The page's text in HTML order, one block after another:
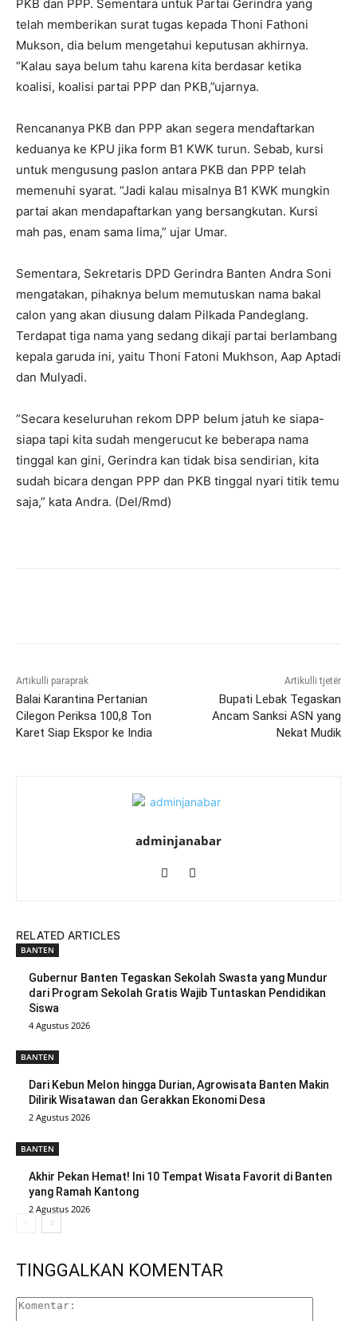
PKB dan PPP. Sementara untuk Partai Gerindra yang
telah memberikan surat tugas kepada Thoni Fathoni
Mukson, dia belum mengetahui keputusan akhirnya.
“Kalau saya belum tahu karena kita berdasar ketika
koalisi, koalisi partai PPP dan PKB,”ujarnya.
Rencananya PKB dan PPP akan segera mendaftarkan
keduanya ke KPU jika form B1 KWK turun. Sebab, kursi
untuk mengusung paslon antara PKB dan PPP telah
memenuhi syarat. “Jadi kalau misalnya B1 KWK mungkin
partai akan mendapaftarkan yang bersangkutan. Kursi
mah pas, enam sama lima,” ujar Umar.
Sementara, Sekretaris DPD Gerindra Banten Andra Soni
mengatakan, pihaknya belum memutuskan nama bakal
calon yang akan diusung dalam Pilkada Pandeglang.
Terdapat tiga nama yang sedang dikaji partai berlambang
kepala garuda ini, yaitu Thoni Fatoni Mukhson, Aap Aptadi
dan Mulyadi.
“Secara keseluruhan rekom DPP belum jatuh ke siapa-
siapa tapi kita sudah mengerucut ke beberapa nama
tinggal kan gini, Gerindra kan tidak bisa sendirian, kita
sudah bicara dengan PPP dan PKB tinggal nyari titik temu
saja,” kata Andra. (Del/Rmd)
Artikulli paraprak
Balai Karantina Pertanian
Cilegon Periksa 100,8 Ton
Karet Siap Ekspor ke India
Artikulli tjetër
Bupati Lebak Tegaskan
Ancam Sanksi ASN yang
Nekat Mudik
adminjanabar
RELATED ARTICLES
BANTEN
Gubernur Banten Tegaskan Sekolah Swasta yang Mundur
dari Program Sekolah Gratis Wajib Tuntaskan Pendidikan
Siswa
4 Agustus 2026
BANTEN
Dari Kebun Melon hingga Durian, Agrowisata Banten Makin
Dilirik Wisatawan dan Gerakkan Ekonomi Desa
2 Agustus 2026
BANTEN
Akhir Pekan Hemat! Ini 10 Tempat Wisata Favorit di Banten
yang Ramah Kantong
2 Agustus 2026
TINGGALKAN KOMENTAR